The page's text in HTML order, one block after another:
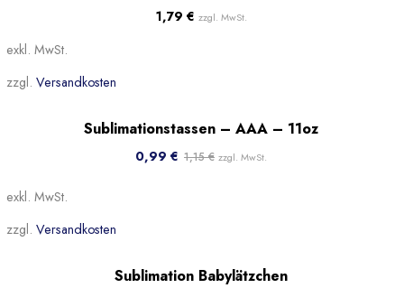
1,79 € zzgl. MwSt.
exkl. MwSt.
zzgl. Versandkosten
Sublimationstassen – AAA – 11oz
0,99 € 1,15€ zzgl. MwSt.
exkl. MwSt.
zzgl. Versandkosten
Sublimation Babylätzchen